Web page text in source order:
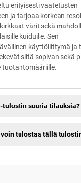
erityisesti vaatetusten
ja tarjoaa korkean
värit sekä
kuiduille. Sen
käyttöliittymä ja
siitä sopivan sekä
tuotantomääriille.
-tulostin suuria tilauksia?
tulostaa tällä